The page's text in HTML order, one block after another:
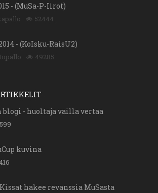
- (MuSa-P-Iirot)
52444
- (KoIsku-RaisU2)
49285
blogi - huoltaja vailla vertaa
kuvina
hakee revanssia MuSasta